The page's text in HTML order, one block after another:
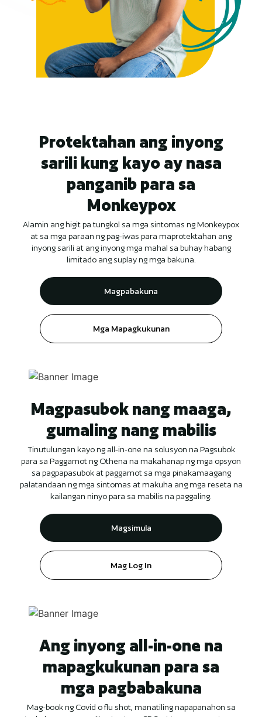
Protektahan ang inyong
sarili kung kayo ay nasa
panganib para sa
Monkeypox
Alamin ang higit pa tungkol sa mga sintomas ng Monkeypox
at sa mga paraan ng pag-iwas para maprotektahan ang
inyong sarili at ang inyong mga mahal sa buhay habang
limitado ang suplay ng mga bakuna.
Magpabakuna
Mga Mapagkukunan
Magpasubok nang maaga,
gumaling nang mabilis
Tinutulungan kayo ng all-in-one na solusyon na Pagsubok
para sa Paggamot ng Othena na makahanap ng mga opsyon
sa pagpapasubok at paggamot sa mga pinakamaagang
palatandaan ng mga sintomas at makuha ang mga reseta na
kailangan ninyo para sa mabilis na paggaling.
Magsimula
Mag Log In
Ang inyong all-in-one na
mapagkukunan para sa
mga pagbabakuna
Mag-book ng Covid o flu shot, manatiling napapanahon sa